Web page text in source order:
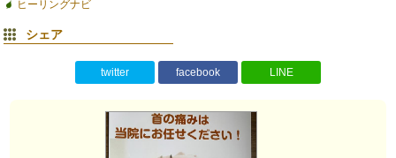
ヒーリングナビ
シェア
twitter facebook LINE